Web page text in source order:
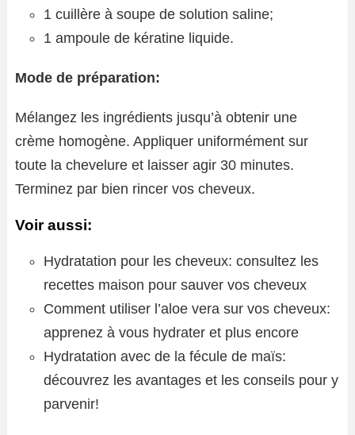
1 cuillère à soupe de solution saline;
1 ampoule de kératine liquide.
Mode de préparation:
Mélangez les ingrédients jusqu’à obtenir une
crème homogène. Appliquer uniformément sur
toute la chevelure et laisser agir 30 minutes.
Terminez par bien rincer vos cheveux.
Voir aussi:
Hydratation pour les cheveux: consultez les
recettes maison pour sauver vos cheveux
Comment utiliser l’aloe vera sur vos cheveux:
apprenez à vous hydrater et plus encore
Hydratation avec de la fécule de maïs:
découvrez les avantages et les conseils pour y
parvenir!